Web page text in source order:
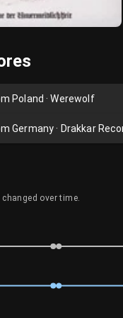
Poland · Werewolf
Germany · Drakkar
over time.